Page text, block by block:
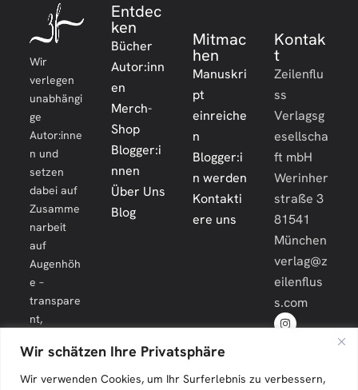
Wir schätzen Ihre Privatsphäre
Wir verwenden Cookies, um Ihr Surferlebnis zu verbessern,
Wir
verlegen
unabhängi
ge
Autor:inne
n und
setzen
dabei auf
Zusamme
narbeit
auf
Augenhöh
e –
transpare
nt,
und
langfristig.
Entdec
ken
Bücher
Autor:inn
en
Merch-
Shop
Blogger:i
nnen
Über Uns
Blog
Mitmac
hen
Manuskri
pt
einreiche
n
Blogger:i
n werden
Kontakti
ere uns
Kontak
t
Zeilenflu
ss
Verlagsg
esellscha
ft mbH
Werinher
straße 3
81541
München
verlag@z
eilenflus
s.com